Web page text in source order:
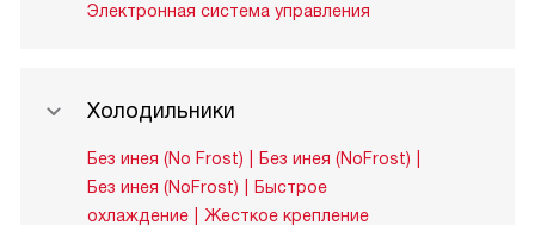
Электронная система управления
Холодильники
Без инея (No Frost)
Без инея (NoFrost)
Без инея (NoFrost)
Быстрое
охлаждение
Жесткое крепление